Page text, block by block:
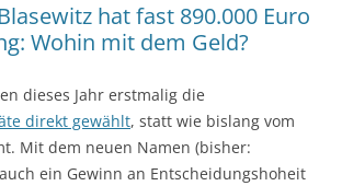
hat fast 890.000 Euro
Wohin mit dem Geld?
dieses Jahr erstmalig die
direkt gewählt, statt wie bislang vom
Mit dem neuen Namen (bisher:
ein Gewinn an Entscheidungshoheit